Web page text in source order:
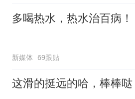
多喝热水，热水治百病！
新媒体 69跟贴
这滑的挺远的哈，棒棒哒